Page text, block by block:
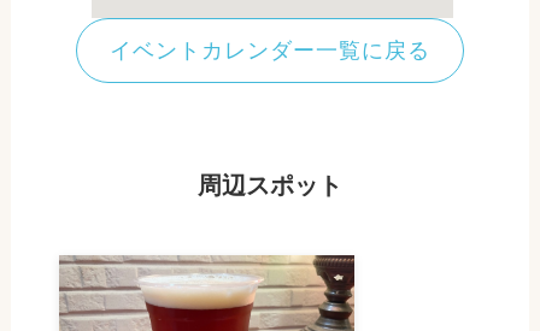
イベントカレンダー一覧に戻る
周辺スポット